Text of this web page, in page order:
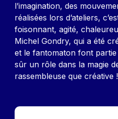
l’imagination, des
réalisées lors d’ateliers,
foisonnant, agité,
Michel Gondry, qui a été
et le fantomaton font
sûr un rôle dans la magie
rassembleuse que créative !